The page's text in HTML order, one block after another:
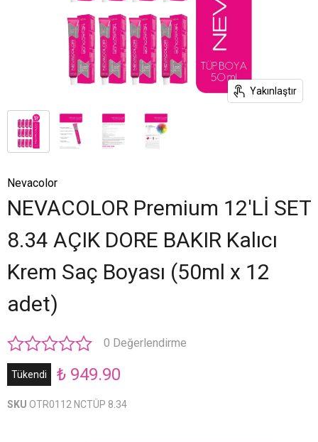
Yakınlaştır
Nevacolor
NEVACOLOR Premium 12'Lİ SET
8.34 AÇIK DORE BAKIR Kalıcı
Krem Saç Boyası (50ml x 12
adet)
0 Değerlendirme
Tükendi ₺ 949.90
SKU OTR0112 NCTÜP 8.34